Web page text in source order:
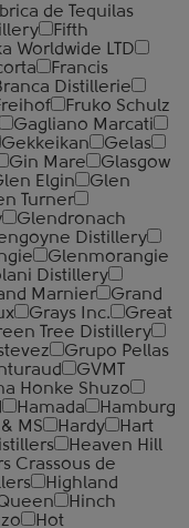
de Tequilas
Fifth
Worldwide LTD
Francis
Distillerie
Fruko Schulz
Gagliano Marcati
Gekkeikan
Gelas
Gin Mare
Glasgow
Elgin
Glen
Turner
Glendronach
Distillery
Glenmorangie
Distillery
Marnier
Grand
Grays Inc.
Great
Tree Distillery
Grupo Pellas
GVMT
Honke Shuzo
Hamada
Hamburg
MS Hardy
Hart
Heaven Hill
Crassous de
Highland
Hinch
Hot